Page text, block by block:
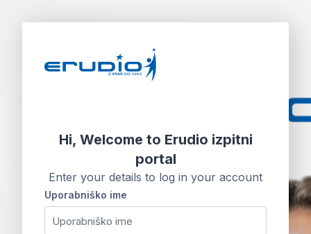
Hi, Welcome to Erudio izpitni
portal
Enter your details to log in your account
Uporabniško ime
Uporabniško ime